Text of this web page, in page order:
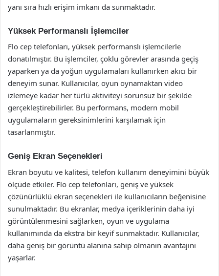
yanı sıra hızlı erişim imkanı da sunmaktadır.
Yüksek Performanslı İşlemciler
Flo cep telefonları, yüksek performanslı işlemcilerle
donatılmıştır. Bu işlemciler, çoklu görevler arasında geçiş
yaparken ya da yoğun uygulamaları kullanırken akıcı bir
deneyim sunar. Kullanıcılar, oyun oynamaktan video
izlemeye kadar her türlü aktiviteyi sorunsuz bir şekilde
gerçekleştirebilirler. Bu performans, modern mobil
uygulamaların gereksinimlerini karşılamak için
tasarlanmıştır.
Geniş Ekran Seçenekleri
Ekran boyutu ve kalitesi, telefon kullanım deneyimini büyük
ölçüde etkiler. Flo cep telefonları, geniş ve yüksek
çözünürlüklü ekran seçenekleri ile kullanıcıların beğenisine
sunulmaktadır. Bu ekranlar, medya içeriklerinin daha iyi
görüntülenmesini sağlarken, oyun ve uygulama
kullanımında da ekstra bir keyif sunmaktadır. Kullanıcılar,
daha geniş bir görüntü alanına sahip olmanın avantajını
yaşarlar.